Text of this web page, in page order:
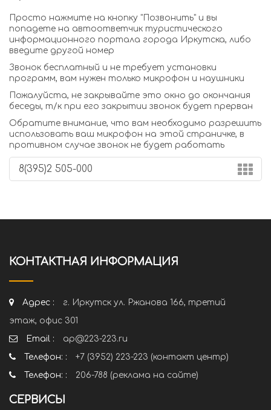
Просто нажмите на кнопку "Позвонить" и вы
попадете на автоответчик туристического
информационного портала города Иркутска, либо
введите другой номер
Звонок бесплатный и не требует установки
программ, вам нужен только микрофон и наушники
Пожалуйста, не закрывайте это окно до окончания
беседы, т/к при его закрытии звонок будет прерван
Обратите внимание, что вам необходимо разрешить
использовать ваш микрофон на этой страничке, в
противном случае звонок не будет работать
КОНТАКТНАЯ ИНФОРМАЦИЯ
Адрес :
г. Иркутск ул. Ржанова 166, третий
этаж, офис 301
Email :
ap@223-223.ru
Телефон: :
+7 (3952) 223-223 (контакт центр)
Телефон: :
206-788 (реклама на сайте)
СЕРВИСЫ